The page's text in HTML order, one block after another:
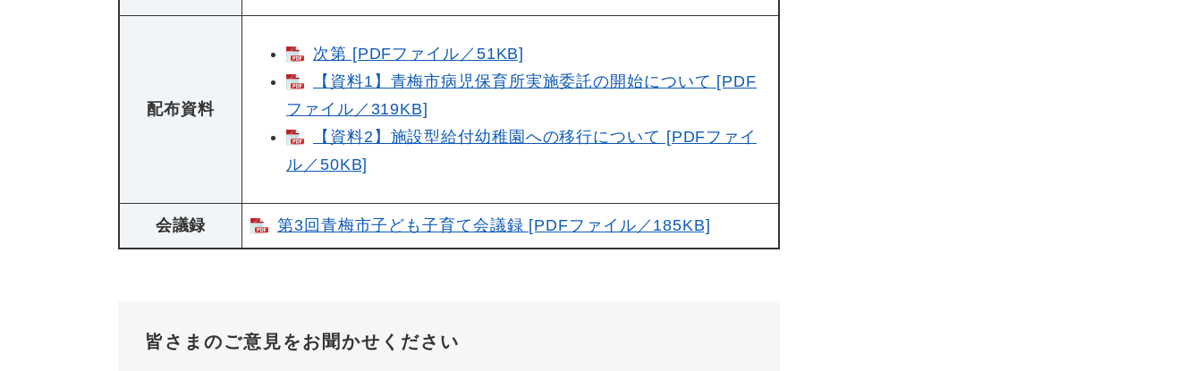
配布資料
次第 [PDFファイル／51KB]
【資料1】青梅市病児保育所実施委託の開始について [PDF
ファイル／319KB]
【資料2】施設型給付幼稚園への移行について [PDFファイ
ル／50KB]
会議録 第3回青梅市子ども子育て会議録 [PDFファイル／185KB]
皆さまのご意見をお聞かせください